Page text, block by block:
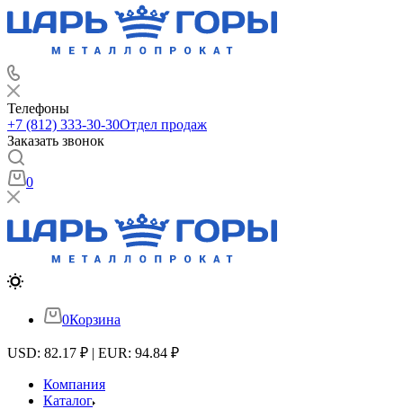
Телефоны
+7 (812) 333-30-30Отдел продаж
Заказать звонок
0
0Корзина
USD: 82.17 ₽ | EUR: 94.84 ₽
Компания
Каталог